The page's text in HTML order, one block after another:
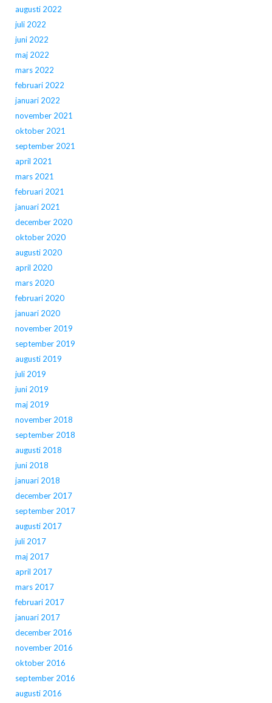
augusti 2022
juli 2022
juni 2022
maj 2022
mars 2022
februari 2022
januari 2022
november 2021
oktober 2021
september 2021
april 2021
mars 2021
februari 2021
januari 2021
december 2020
oktober 2020
augusti 2020
april 2020
mars 2020
februari 2020
januari 2020
november 2019
september 2019
augusti 2019
juli 2019
juni 2019
maj 2019
november 2018
september 2018
augusti 2018
juni 2018
januari 2018
december 2017
september 2017
augusti 2017
juli 2017
maj 2017
april 2017
mars 2017
februari 2017
januari 2017
december 2016
november 2016
oktober 2016
september 2016
augusti 2016